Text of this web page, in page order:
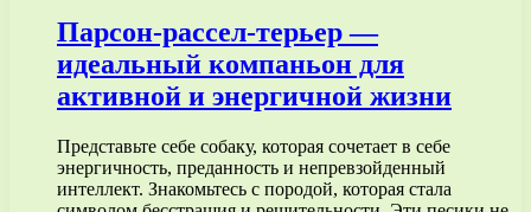
Парсон-рассел-терьер —
идеальный компаньон для
активной и энергичной жизни
Представьте себе собаку, которая сочетает в себе
энергичность, преданность и непревзойденный
интеллект. Знакомьтесь с породой, которая стала